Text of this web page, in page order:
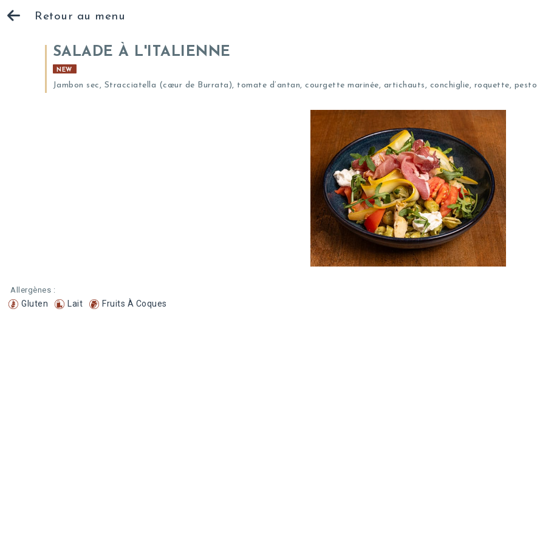
Retour au menu
SALADE À L'ITALIENNE
NEW
Jambon sec, Stracciatella (cœur de Burrata), tomate d’antan, courgette marinée, artichauts, conchiglie, roquette, pesto
Allergènes :
Gluten Lait Fruits À Coques